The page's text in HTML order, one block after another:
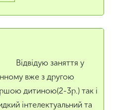
Відвідую заняття у
вже з другою
дитиною(2-3р.) так і
інтелектуальний та